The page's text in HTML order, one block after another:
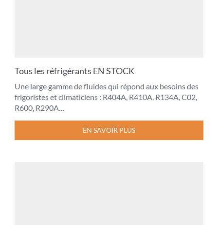
Tous les réfrigérants EN STOCK
Une large gamme de fluides qui répond aux besoins des
frigoristes et climaticiens : R404A, R410A, R134A, C02,
R600, R290A…
EN SAVOIR PLUS